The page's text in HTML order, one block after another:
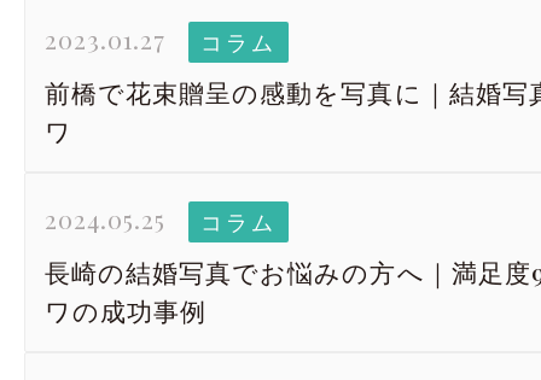
2023.01.27 コラム
前橋で花束贈呈の感動を写真に｜結婚写
ワ
2024.05.25 コラム
長崎の結婚写真でお悩みの方へ｜満足
ワの成功事例